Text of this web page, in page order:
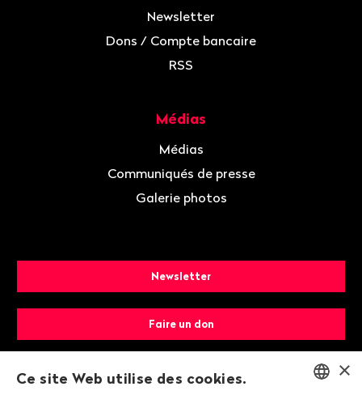
Newsletter
Dons / Compte bancaire
RSS
Médias
Médias
Communiqués de presse
Galerie photos
Newsletter
Faire un don
Devenir membre ×
Ce site Web utilise des cookies.